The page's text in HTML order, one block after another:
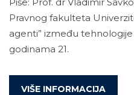
Pravnog fakulteta
agenti” između
godinama 21.
VIŠE INFORMACIJA